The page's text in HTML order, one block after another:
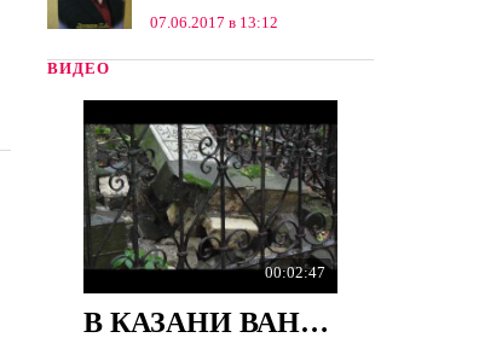
07.06.2017 в 13:12
ВИДЕО
00:02:47
В КАЗАНИ ВАНДАЛЫ РАЗРУШИЛИ 100 ПАМЯТНИКОВ НА КЛАДБИЩЕ